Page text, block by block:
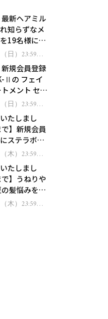
最新ヘアミル
知らずなメ
19名様にプ
日）23:59ま
新規会員登録
Ⅱの フェイ
！
日）23:59ま
たしまし
】新規会員
ステラボー
バース ヘア
木）23:59ま
たしまし
】うねりや
髪悩みを解
アイテムを
木）23:59ま